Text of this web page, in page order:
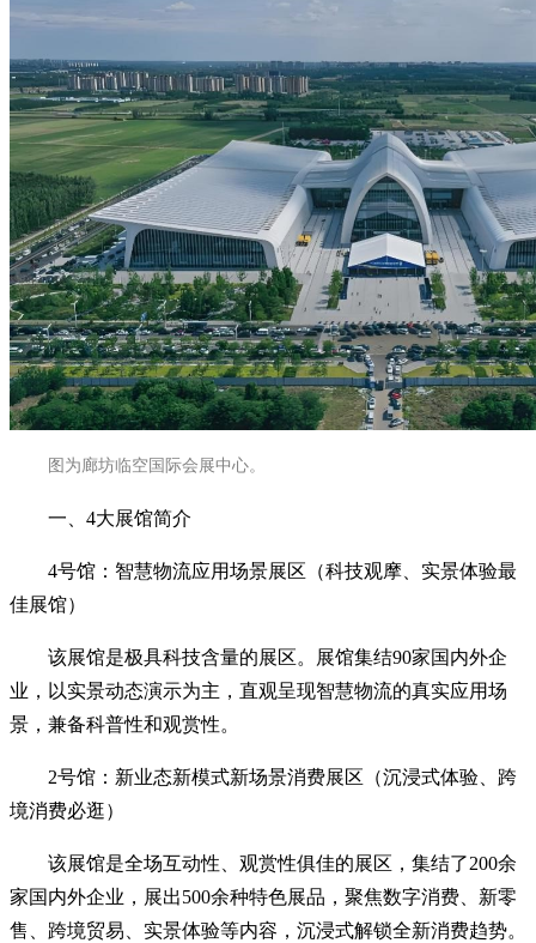
图为廊坊临空国际会展中心。
一、4大展馆简介
4号馆：智慧物流应用场景展区（科技观摩、实景体验最
佳展馆）
该展馆是极具科技含量的展区。展馆集结90家国内外企
业，以实景动态演示为主，直观呈现智慧物流的真实应用场
景，兼备科普性和观赏性。
2号馆：新业态新模式新场景消费展区（沉浸式体验、跨
境消费必逛）
该展馆是全场互动性、观赏性俱佳的展区，集结了200余
家国内外企业，展出500余种特色展品，聚焦数字消费、新零
售、跨境贸易、实景体验等内容，沉浸式解锁全新消费趋势。